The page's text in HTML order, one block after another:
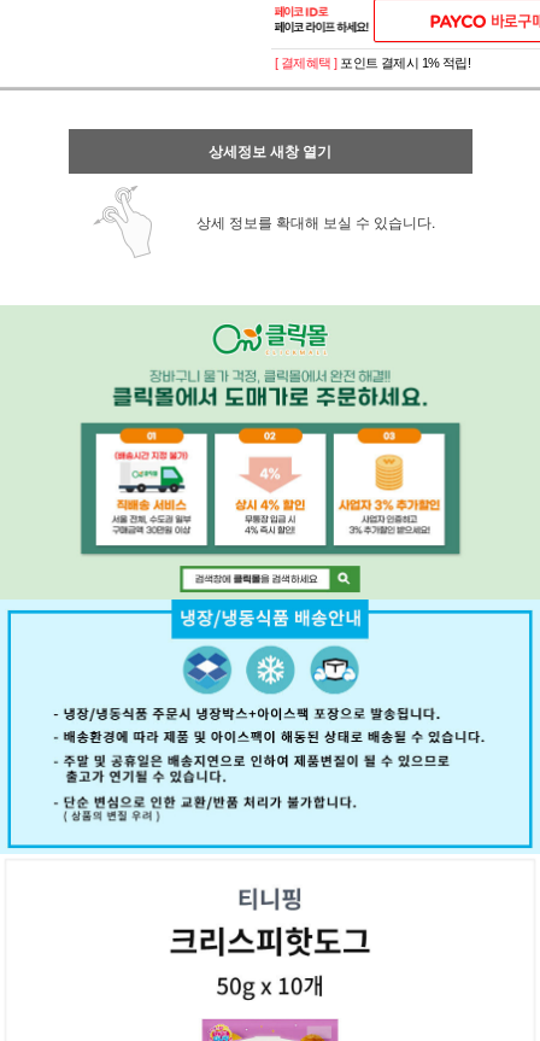
페이코 ID로 페
PAYCO 바로구
[ 결제혜택 ] 포인트 결제시 1% 적립!
상세정보 새창 열기
상세 정보를 확대해 보실 수 있습니다.